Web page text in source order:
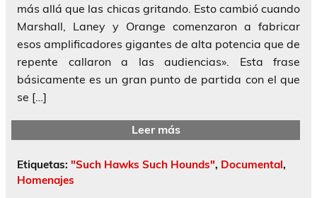
más allá que las chicas gritando. Esto cambió cuando
Marshall, Laney y Orange comenzaron a fabricar
esos amplificadores gigantes de alta potencia que de
repente callaron a las audiencias». Esta frase
básicamente es un gran punto de partida con el que
se […]
Leer más
Etiquetas: "Such Hawks Such Hounds", Documental,
Homenajes